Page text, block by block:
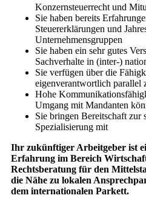
Konzernsteuerrecht und
Sie haben bereits
Steuererklärungen und
Unternehmensgruppen
Sie haben ein sehr gutes
Sachverhalte in (inter-)
Sie verfügen über die
eigenverantwortlich parallel
Hohe
Umgang mit Mandanten
Sie bringen Bereitschaft zur
Spezialisierung mit
Ihr zukünftiger Arbeitgeber ist
Erfahrung im Bereich
Rechtsberatung für den
die Nähe zu lokalen
dem interna­tionalen Par­kett.